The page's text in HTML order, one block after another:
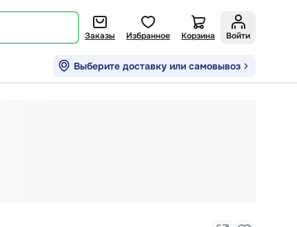
Заказы Избранное Корзина Войти
Выберите доставку или самовывоз